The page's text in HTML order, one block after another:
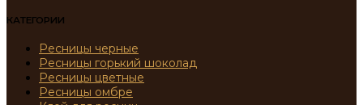
КАТЕГОРИИ
Ресницы черные
Ресницы горький шоколад
Ресницы цветные
Ресницы омбре